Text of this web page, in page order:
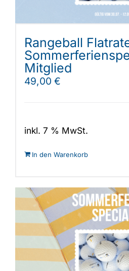
Rangeball
Mitglied
49,00 €
inkl. 7 % MwSt.
In den Warenkorb